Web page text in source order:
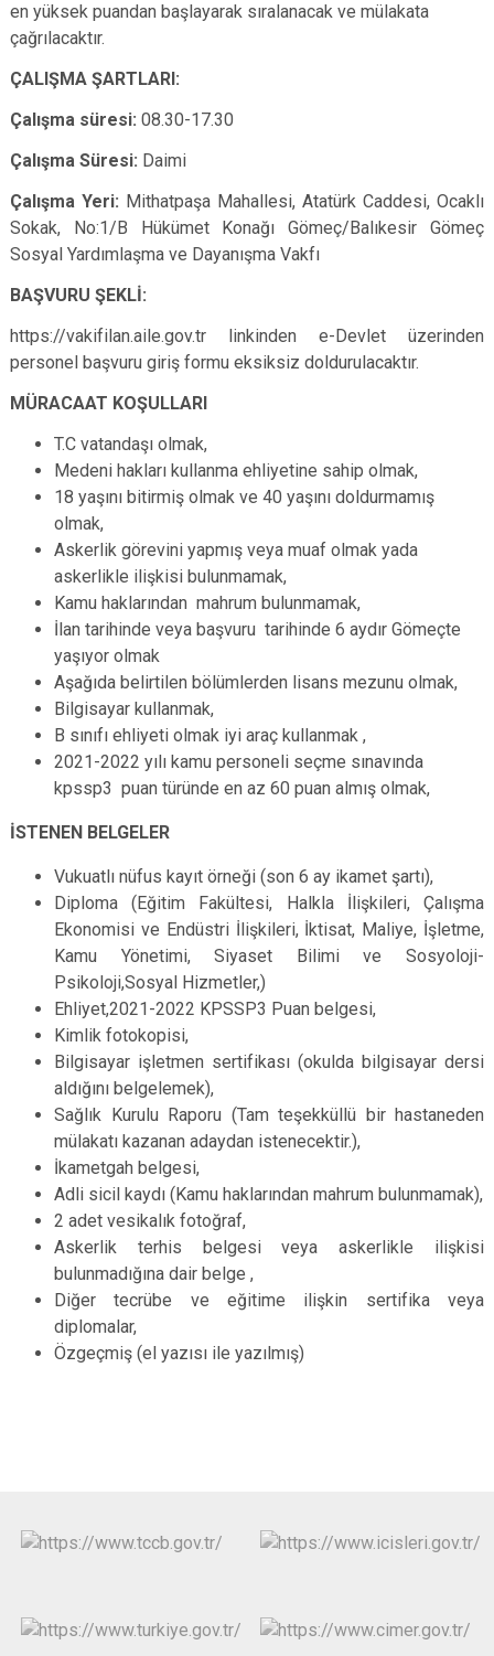
en yüksek puandan başlayarak sıralanacak ve mülakata
çağrılacaktır.
ÇALIŞMA ŞARTLARI:
Çalışma süresi: 08.30-17.30
Çalışma Süresi: Daimi
Çalışma Yeri: Mithatpaşa Mahallesi, Atatürk Caddesi, Ocaklı
Sokak, No:1/B Hükümet Konağı Gömeç/Balıkesir Gömeç
Sosyal Yardımlaşma ve Dayanışma Vakfı
BAŞVURU ŞEKLİ:
https://vakifilan.aile.gov.tr linkinden e-Devlet üzerinden
personel başvuru giriş formu eksiksiz doldurulacaktır.
MÜRACAAT KOŞULLARI
T.C vatandaşı olmak,
Medeni hakları kullanma ehliyetine sahip olmak,
18 yaşını bitirmiş olmak ve 40 yaşını doldurmamış
olmak,
Askerlik görevini yapmış veya muaf olmak yada
askerlikle ilişkisi bulunmamak,
Kamu haklarından mahrum bulunmamak,
İlan tarihinde veya başvuru tarihinde 6 aydır Gömeçte
yaşıyor olmak
Aşağıda belirtilen bölümlerden lisans mezunu olmak,
Bilgisayar kullanmak,
B sınıfı ehliyeti olmak iyi araç kullanmak ,
2021-2022 yılı kamu personeli seçme sınavında
kpssp3 puan türünde en az 60 puan almış olmak,
İSTENEN BELGELER
Vukuatlı nüfus kayıt örneği (son 6 ay ikamet şartı),
Diploma (Eğitim Fakültesi, Halkla İlişkileri, Çalışma
Ekonomisi ve Endüstri İlişkileri, İktisat, Maliye, İşletme,
Kamu Yönetimi, Siyaset Bilimi ve Sosyoloji-
Psikoloji,Sosyal Hizmetler,)
Ehliyet,2021-2022 KPSSP3 Puan belgesi,
Kimlik fotokopisi,
Bilgisayar işletmen sertifikası (okulda bilgisayar dersi
aldığını belgelemek),
Sağlık Kurulu Raporu (Tam teşekküllü bir hastaneden
mülakatı kazanan adaydan istenecektir.),
İkametgah belgesi,
Adli sicil kaydı (Kamu haklarından mahrum bulunmamak),
2 adet vesikalık fotoğraf,
Askerlik terhis belgesi veya askerlikle ilişkisi
bulunmadığına dair belge ,
Diğer tecrübe ve eğitime ilişkin sertifika veya
diplomalar,
Özgeçmiş (el yazısı ile yazılmış)